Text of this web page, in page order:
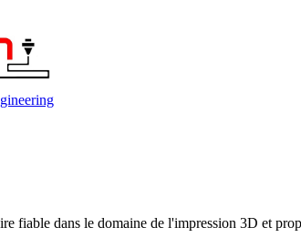
fiable dans le domaine de l'impression 3D et